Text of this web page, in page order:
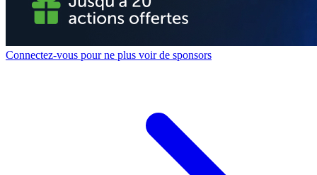
Connectez-vous pour ne plus voir de sponsors